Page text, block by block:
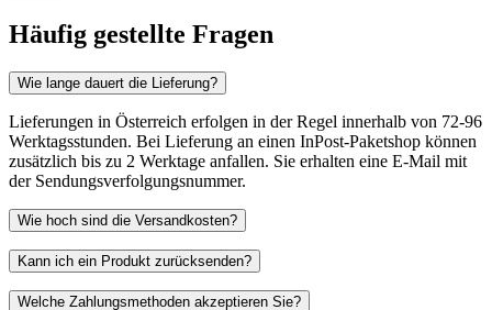
Häufig gestellte Fragen
Wie lange dauert die Lieferung?
Lieferungen in Österreich erfolgen in der Regel innerhalb von 72-96
Werktagsstunden. Bei Lieferung an einen InPost-Paketshop können
zusätzlich bis zu 2 Werktage anfallen. Sie erhalten eine E-Mail mit
der Sendungsverfolgungsnummer.
Wie hoch sind die Versandkosten?
Kann ich ein Produkt zurücksenden?
Welche Zahlungsmethoden akzeptieren Sie?